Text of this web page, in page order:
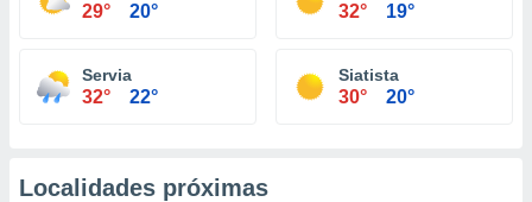
29° 20° 32° 19°
Servia
32° 22°
Siatista
30° 20°
Localidades próximas